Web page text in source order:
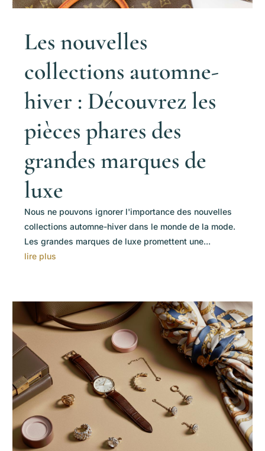
Les nouvelles
collections automne-
hiver : Découvrez les
pièces phares des
grandes marques de
luxe
Nous ne pouvons ignorer l'importance des nouvelles
collections automne-hiver dans le monde de la mode.
Les grandes marques de luxe promettent une...
lire plus